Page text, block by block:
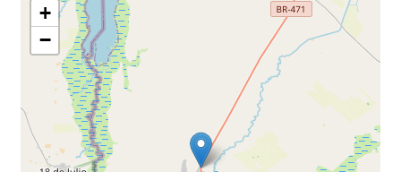
+
−